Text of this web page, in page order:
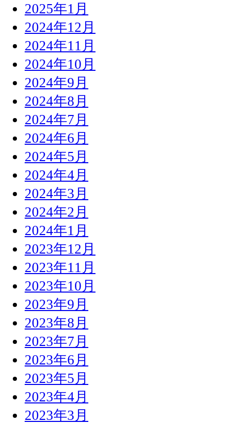
2025年1月
2024年12月
2024年11月
2024年10月
2024年9月
2024年8月
2024年7月
2024年6月
2024年5月
2024年4月
2024年3月
2024年2月
2024年1月
2023年12月
2023年11月
2023年10月
2023年9月
2023年8月
2023年7月
2023年6月
2023年5月
2023年4月
2023年3月